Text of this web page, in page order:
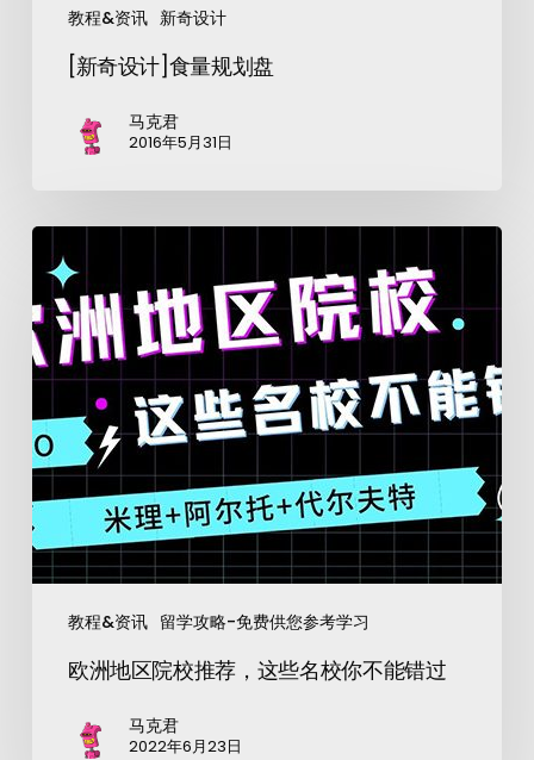
教程&资讯 新奇设计
[新奇设计]食量规划盘
马克君
2016年5月31日
教程&资讯 留学攻略-免费供您参考学习
欧洲地区院校推荐，这些名校你不能错过
马克君
2022年6月23日